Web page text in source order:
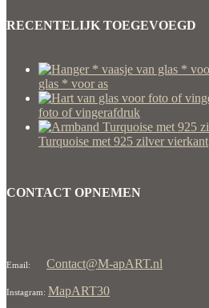
RECENTELIJK TOEGEVOEGD
glas * voor as
foto of vingerafdruk
Turquoise met 925 zilver vierkant
CONTACT OPNEMEN
Email: Contact@M-apART.nl
Instagram: MapART30